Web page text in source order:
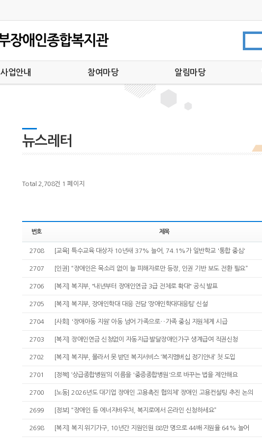
사업안내 참여마당
온라인 상담
알림마당
공지사항
뉴스레터
뉴스레터
Total 2,708건 1 페이지
번호 제목
2708 [교육] 특수교육 대상자 10년새 37% 늘어, 74.1%가 일반학교 '통합 중심'
2707 [인권] “장애인은 목소리 없이 늘 피해자로만 등장, 인권 기반 보도 전환 필요”
2706 [복지] 복지부, "내년부터 장애인연금 3급 전체로 확대" 공식 발표
2705 [복지] 복지부, 장애인학대 대응 전담 ‘장애인학대대응팀’ 신설
2704 [사회] '장애아동 지원’ 아동 넘어 가족으로‥가족 중심 지원체계 시급
2703 [복지] 장애인연금 신청없이 자동지급·발달장애인가구 생계급여 직권신청
2702 [복지] 복지부, 몰라서 못 받던 복지서비스 ‘복지멤버십 정기안내’ 첫 도입
2701 [정책] ‘상급종합병원’의 이름을 '중증종합병원'으로 바꾸는 법을 제안해요
2700 [노동] 2026년도 대기업 장애인 고용촉진 협의체’ 장애인 고용컨설팅 추진 논의
2699 [정보] “장애인 등 에너지바우처, 복지로에서 온라인 신청하세요”
2698 [복지] 복지 위기가구, 10년간 지원인원 88만 명으로 44배·지원율 64% 늘어